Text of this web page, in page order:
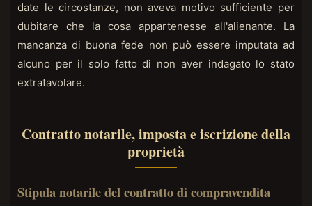
date le circostanze, non aveva motivo sufficiente per
dubitare che la cosa appartenesse all'alienante. La
mancanza di buona fede non può essere imputata ad
alcuno per il solo fatto di non aver indagato lo stato
extratavolare.
Contratto notarile, imposta e iscrizione della
proprietà
Stipula notarile del contratto di compravendita